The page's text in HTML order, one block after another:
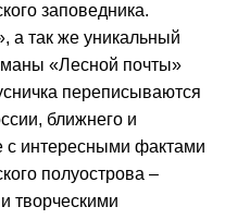
заповедника.
а так же уникальный
«Лесной почты»
переписываются
ближнего и
с интересными фактами
полуострова –
творческими